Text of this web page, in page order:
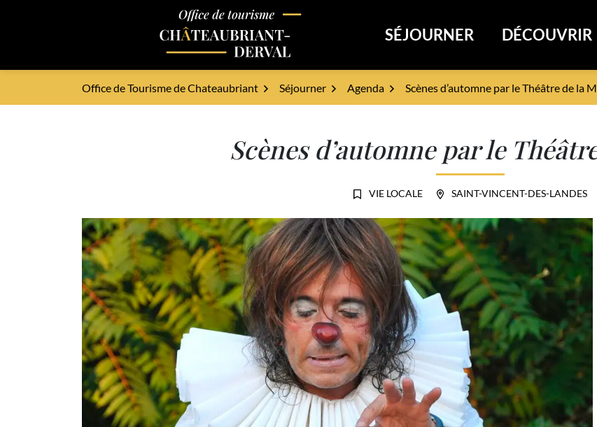
Office de Tourisme - Châteaubriant-Derval
SÉJOURNER DÉCOUVRIR
Office de Tourisme de Chateaubriant Séjourner Agenda Scènes d’automne par le Théâtre de la
Scènes d’automne par le
VIE LOCALE SAINT-VINCENT-DES-LANDES